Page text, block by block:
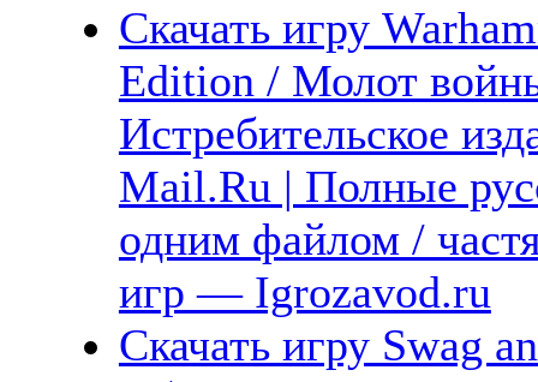
Скачать игру
Edition / Молот
Истребительское
Mail.Ru | Полные
одним файлом /
игр — Igrozavod.ru
Скачать игру Swag